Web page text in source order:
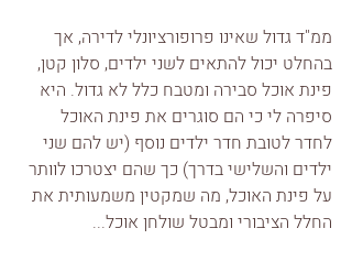
ממ"ד גדול שאינו פרופורציונלי לדירה, אך
בהחלט יכול להתאים לשני ילדים, סלון קטן,
פינת אוכל סבירה ומטבח כלל לא גדול. היא
סיפרה לי כי הם סוגרים את פינת האוכל
לחדר לטובת חדר ילדים נוסף (יש להם שני
ילדים והשלישי בדרך) כך שהם יצטרכו לוותר
על פינת האוכל, מה שמקטין משמעותית את
החלל הציבורי ומבטל שולחן אוכל...